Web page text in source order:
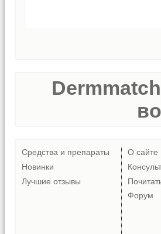
Средства и препараты
Новинки
Лучшие отзывы
О сайте
Форум